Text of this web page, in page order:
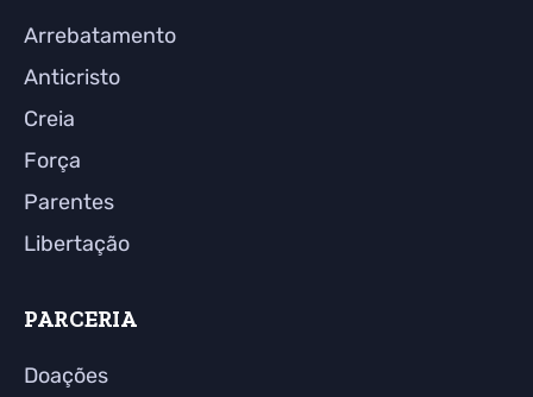
Arrebatamento
Anticristo
Creia
Força
Parentes
Libertação
PARCERIA
Doações